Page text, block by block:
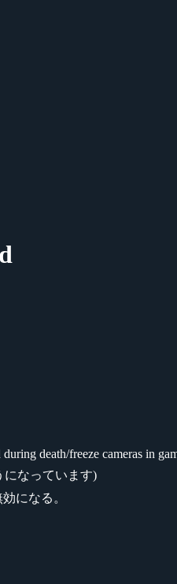
death/freeze cameras in
になっています)
になる。